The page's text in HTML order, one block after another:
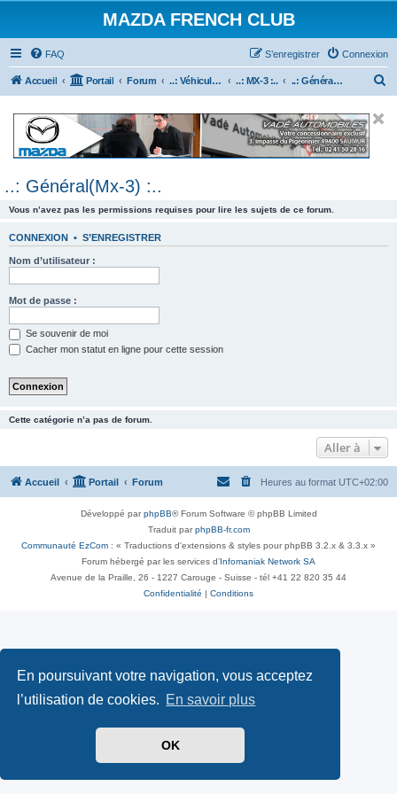
En poursuivant votre navigation, vous acceptez
l’utilisation de cookies. En savoir plus
OK
MAZDA FRENCH CLUB
FAQ Connexion
S’enregistrer
Accueil Portail Forum ..: Véhicules Mazda ancien (<2003) :.. ..: MX-3 :.. ..: Général(Mx-3) :..
e
..: Général(Mx-3) :..
Vous n’avez pas les permissions requises pour lire les sujets de ce forum.
CONNEXION • S’ENREGISTRER
Nom d’utilisateur :
Mot de passe :
Se souvenir de moi
Cacher mon statut en ligne pour cette session
Cette catégorie n’a pas de forum.
Aller à
Accueil Portail Forum Heures au format UTC+02:00
Développé parphpBB® Forum Software © phpBB Limited
Traduit parphpBB-fr.com
Communauté EzCom : « Traductions d'extensions & styles pour phpBB 3.2.x & 3.3.x »
Forum hébergé par les services d’ Infomaniak Network SA
Avenue de la Praille, 26 - 1227 Carouge - Suisse - tél +41 22 820 35 44
Confidentialité
Conditions